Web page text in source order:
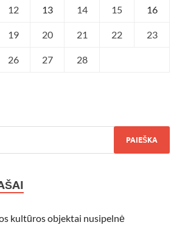
12 13 14 15 16
19 20 21 22 23
26 27 28
kultūros objektai nusipelnė